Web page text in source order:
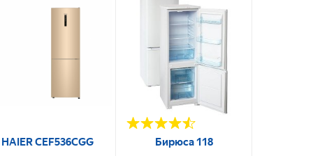
HAIER CEF536CGG Бирюса 118